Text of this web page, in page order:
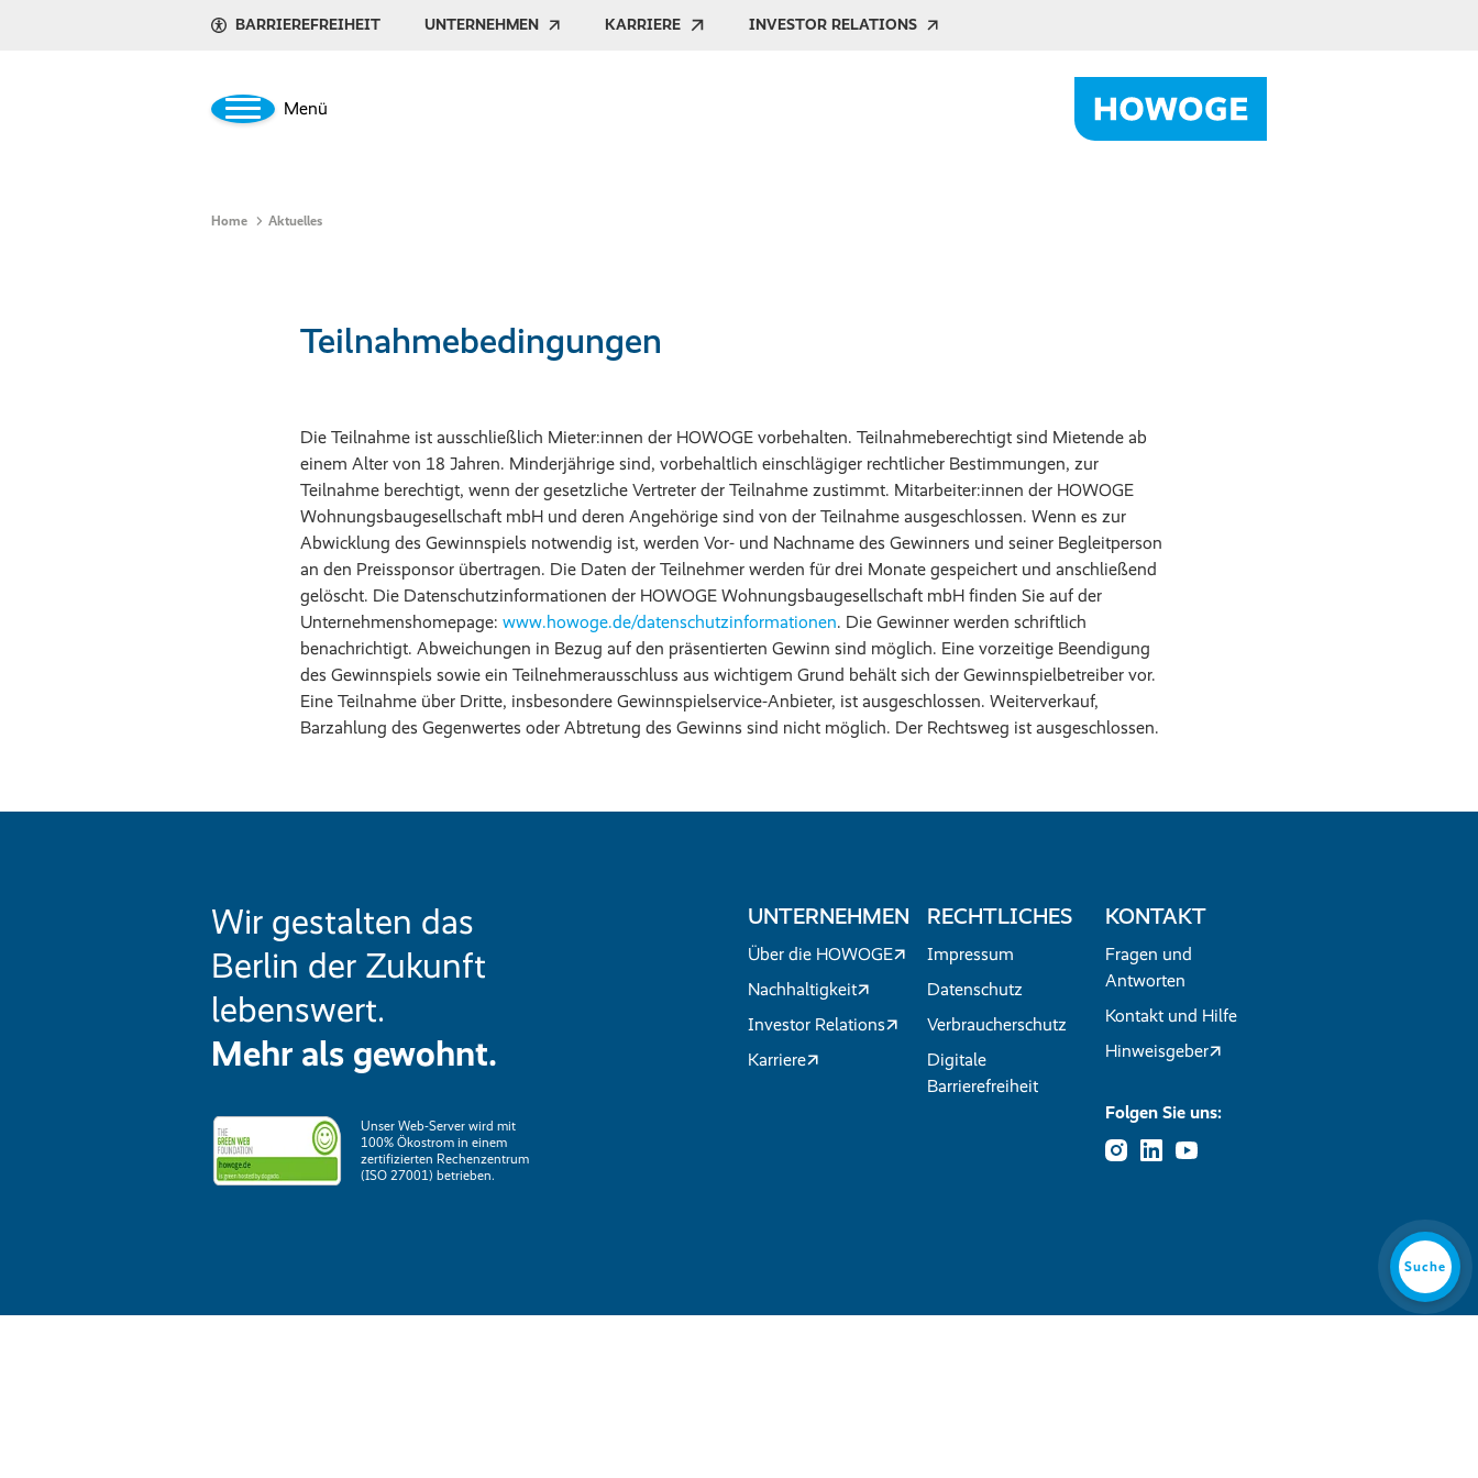
BARRIEREFREIHEIT UNTERNEHMEN KARRIERE INVESTOR RELATIONS
Menü
Home Aktuelles
Teilnahmebedingungen
Die Teilnahme ist ausschließlich Mieter:innen der HOWOGE vorbehalten. Teilnahmeberechtigt sind Mietende ab
einem Alter von 18 Jahren. Minderjährige sind, vorbehaltlich einschlägiger rechtlicher Bestimmungen, zur
Teilnahme berechtigt, wenn der gesetzliche Vertreter der Teilnahme zustimmt. Mitarbeiter:innen der HOWOGE
Wohnungsbaugesellschaft mbH und deren Angehörige sind von der Teilnahme ausgeschlossen. Wenn es zur
Abwicklung des Gewinnspiels notwendig ist, werden Vor- und Nachname des Gewinners und seiner Begleitperson
an den Preissponsor übertragen. Die Daten der Teilnehmer werden für drei Monate gespeichert und anschließend
gelöscht. Die Datenschutzinformationen der HOWOGE Wohnungsbaugesellschaft mbH finden Sie auf der
Unternehmenshomepage:www.howoge.de/datenschutzinformationen. Die Gewinner werden schriftlich
benachrichtigt. Abweichungen in Bezug auf den präsentierten Gewinn sind möglich. Eine vorzeitige Beendigung
des Gewinnspiels sowie ein Teilnehmerausschluss aus wichtigem Grund behält sich der Gewinnspielbetreiber vor.
Eine Teilnahme über Dritte, insbesondere Gewinnspielservice-Anbieter, ist ausgeschlossen. Weiterverkauf,
Barzahlung des Gegenwertes oder Abtretung des Gewinns sind nicht möglich. Der Rechtsweg ist ausgeschlossen.
Suche
Wir gestalten das
Berlin der Zukunft
lebenswert.
Mehr als gewohnt.
Unser Web-Server wird mit
100% Ökostrom in einem
zertifizierten Rechenzentrum
(ISO 27001) betrieben.
UNTERNEHMEN
Über die HOWOGE
Nachhaltigkeit
Investor Relations
Karriere
RECHTLICHES
Impressum
Datenschutz
Verbraucherschutz
Digitale
Barrierefreiheit
KONTAKT
Fragen und
Antworten
Kontakt und Hilfe
Hinweisgeber
Folgen Sie uns: